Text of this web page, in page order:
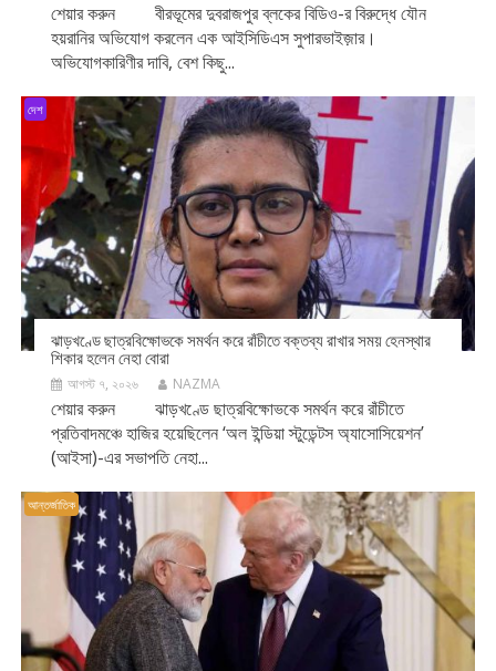
শেয়ার করুন বীরভূমের দুবরাজপুর ব্লকের বিডিও-র বিরুদ্ধে যৌন
হয়রানির অভিযোগ করলেন এক আইসিডিএস সুপারভাইজ়ার।
অভিযোগকারিণীর দাবি, বেশ কিছু...
দেশ
ঝাড়খণ্ডে ছাত্রবিক্ষোভকে সমর্থন করে রাঁচীতে বক্তব্য রাখার সময় হেনস্থার
শিকার হলেন নেহা বোরা
আগস্ট ৭, ২০২৬ NAZMA
শেয়ার করুন ঝাড়খণ্ডে ছাত্রবিক্ষোভকে সমর্থন করে রাঁচীতে
প্রতিবাদমঞ্চে হাজির হয়েছিলেন ‘অল ইন্ডিয়া স্টুডেন্টস অ্যাসোসিয়েশন’
(আইসা)-এর সভাপতি নেহা...
আন্তর্জাতিক